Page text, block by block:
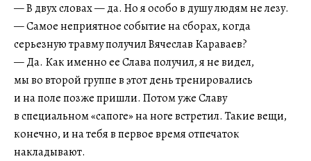
— В двух словах — да. Но я особо в душу людям не лезу.
— Самое неприятное событие на сборах, когда
серьезную травму получил Вячеслав Караваев?
— Да. Как именно ее Слава получил, я не видел,
мы во второй группе в этот день тренировались
и на поле позже пришли. Потом уже Славу
в специальном «сапоге» на ноге встретил. Такие вещи,
конечно, и на тебя в первое время отпечаток
накладывают.